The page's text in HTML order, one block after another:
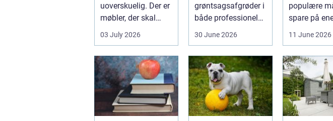
uoverskuelig. Der er
møbler, der skal
bæres, kasser der
skal pakkes, o...
03 July 2026
grøntsagsafgrøder i
både professionel
30 June 2026
populære
spare på
11 June 2026